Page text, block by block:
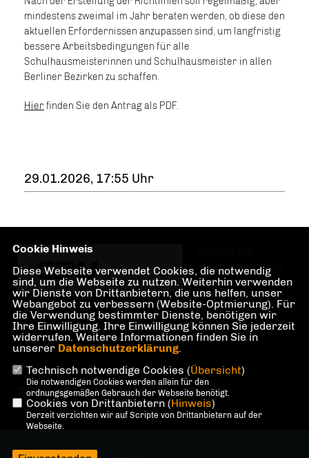
mindestens zweimal im Jahr beraten werden, ob diese den
aktuellen Erfordernissen anzupassen sind, um langfristig
bessere Arbeitsbedingungen für alle
Schulhausmeisterinnen und Schulhausmeister in allen
Berliner Bezirken zu schaffen.
Hier finden Sie den Antrag als PDF.
29.01.2026, 17:55 Uhr
Abgeordnetenhaus
von Berlin für den
Wahlkreis
Grunewald,
Halensee, Preußenpark, Hohenzollerndamm
IMPRESSUM DATENSCHUTZ KONTAKT
Alle Rechte vorbehalten.
Cookie Hinweis
Diese Webseite verwendet Cookies, die notwendig
sind, um die Webseite zu nutzen. Weiterhin verwenden
wir Dienste von Drittanbietern, die uns helfen, unser
Webangebot zu verbessern (Website-Optmierung). Für
die Verwendung bestimmter Dienste, benötigen wir
Ihre Einwilligung. Ihre Einwilligung können Sie jederzeit
widerrufen. Weitere Informationen finden Sie in
unserer Datenschutzerklärung.
Technisch notwendige Cookies (Übersicht)
Die notwendigen Cookies werden allein für den
ordnungsgemäßen Gebrauch der Webseite benötigt.
Cookies von Drittanbietern (Hinweis)
Derzeit verzichten wir auf Scripte von Drittanbietern auf der
Webseite.